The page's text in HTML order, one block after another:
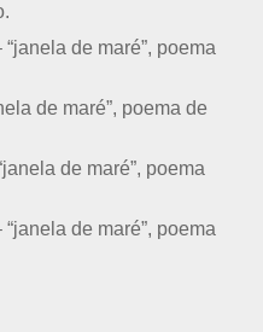
de maré”, poema
de maré”, poema de
de maré”, poema
de maré”, poema